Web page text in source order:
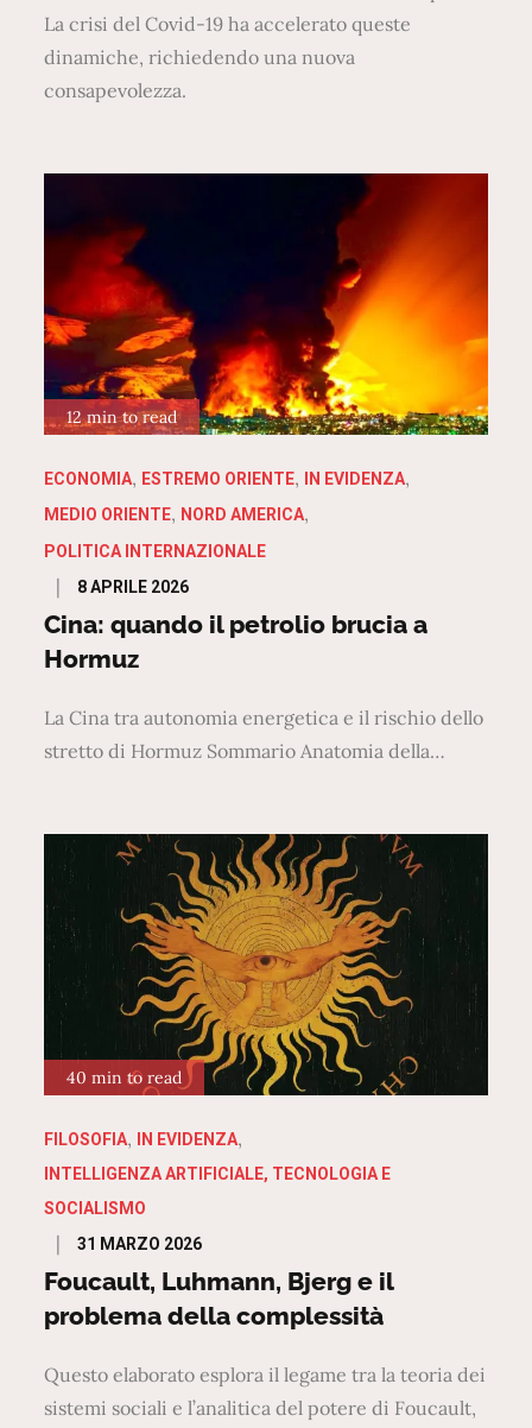
La crisi del Covid-19 ha accelerato queste
dinamiche, richiedendo una nuova
consapevolezza.
12 min to read
ECONOMIA ESTREMO ORIENTE
IN EVIDENZA
MEDIO ORIENTE
NORD AMERICA
POLITICA INTERNAZIONALE
Posted
on
8 APRILE 2026
Cina: quando il petrolio brucia a
Hormuz
La Cina tra autonomia energetica e il rischio dello
stretto di Hormuz Sommario Anatomia della…
40 min to read
FILOSOFIA
IN EVIDENZA
INTELLIGENZA ARTIFICIALE, TECNOLOGIA E
SOCIALISMO
Posted
on
31 MARZO 2026
Foucault, Luhmann, Bjerg e il
problema della complessità
Questo elaborato esplora il legame tra la teoria dei
sistemi sociali e l’analitica del potere di Foucault,